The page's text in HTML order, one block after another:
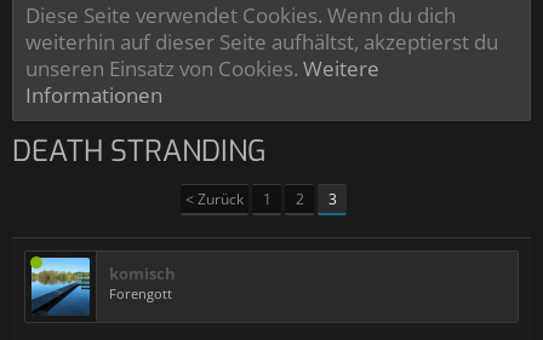
Diese Seite verwendet Cookies. Wenn du dich
weiterhin auf dieser Seite aufhältst, akzeptierst du
unseren Einsatz von Cookies. Weitere
Informationen
DEATH STRANDING
< Zurück 1 2 3
komisch
Forengott